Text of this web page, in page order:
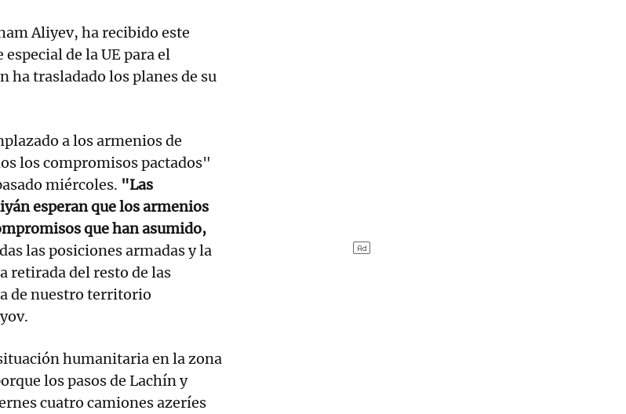
Aliyev, ha recibido este
de la UE para el
ha trasladado los planes de su
a los armenios de
los compromisos pactados"
miércoles. "Las
esperan que los armenios
que han asumido,
las posiciones armadas y la
retirada del resto de las
de nuestro territorio
humanitaria en la zona
los pasos de Lachín y
cuatro camiones azeríes